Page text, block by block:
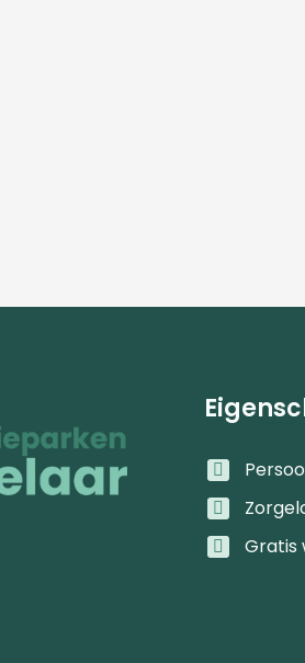
Gratis